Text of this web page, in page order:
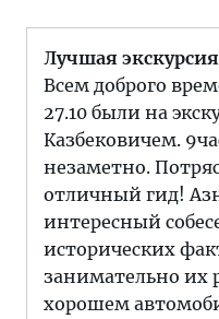
Лучшая
Всем доброго
27.10 были на
Казбековичем.
незаметно.
отличный гид!
интересный
исторических
занимательно их
хорошем